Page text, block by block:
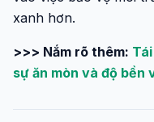
xanh hơn.
>>> Nắm rõ thêm:
sự ăn mòn và độ bền